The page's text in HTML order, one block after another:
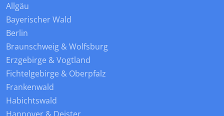
Allgäu
Bayerischer Wald
Berlin
Braunschweig & Wolfsburg
Erzgebirge & Vogtland
Fichtelgebirge & Oberpfalz
Frankenwald
Habichtswald